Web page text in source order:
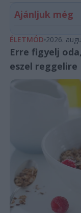
Ajánljuk még
ÉLETMÓD 2026.
Erre figyelj
eszel reggelire